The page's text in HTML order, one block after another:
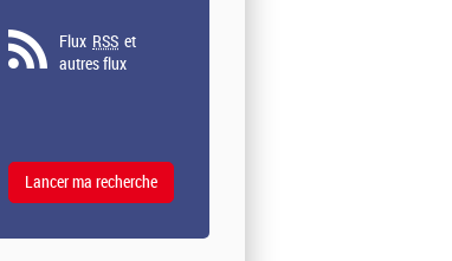
Flux RSS et
autres flux